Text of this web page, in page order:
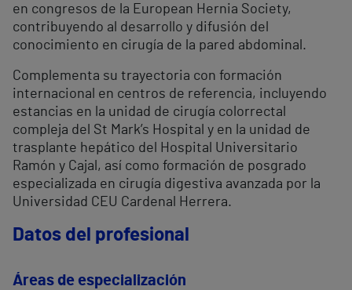
en congresos de la European Hernia Society,
contribuyendo al desarrollo y difusión del
conocimiento en cirugía de la pared abdominal.
Complementa su trayectoria con formación
internacional en centros de referencia, incluyendo
estancias en la unidad de cirugía colorrectal
compleja del St Mark’s Hospital y en la unidad de
trasplante hepático del Hospital Universitario
Ramón y Cajal, así como formación de posgrado
especializada en cirugía digestiva avanzada por la
Universidad CEU Cardenal Herrera.
Datos del profesional
Áreas de especialización